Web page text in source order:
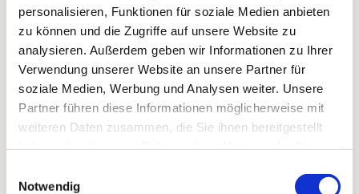
personalisieren, Funktionen für soziale Medien anbieten
zu können und die Zugriffe auf unsere Website zu
analysieren. Außerdem geben wir Informationen zu Ihrer
Verwendung unserer Website an unsere Partner für
soziale Medien, Werbung und Analysen weiter. Unsere
Partner führen diese Informationen möglicherweise mit
weiteren Daten zusammen, die Sie ihnen bereitgestellt
Notwendig